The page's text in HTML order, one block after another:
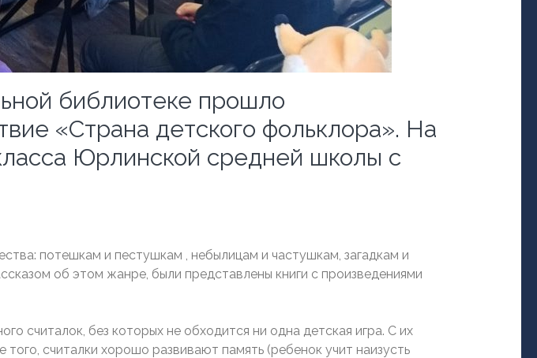
библиотеке прошло
«Страна детского фольклора». На
Юрлинской средней школы с
потешкам и пестушкам , небылицам и частушкам, загадкам и
об этом жанре, были представлены книги с произведениями
считалок, без которых не обходится ни одна детская игра. С их
считалки хорошо развивают память (ребенок учит наизусть